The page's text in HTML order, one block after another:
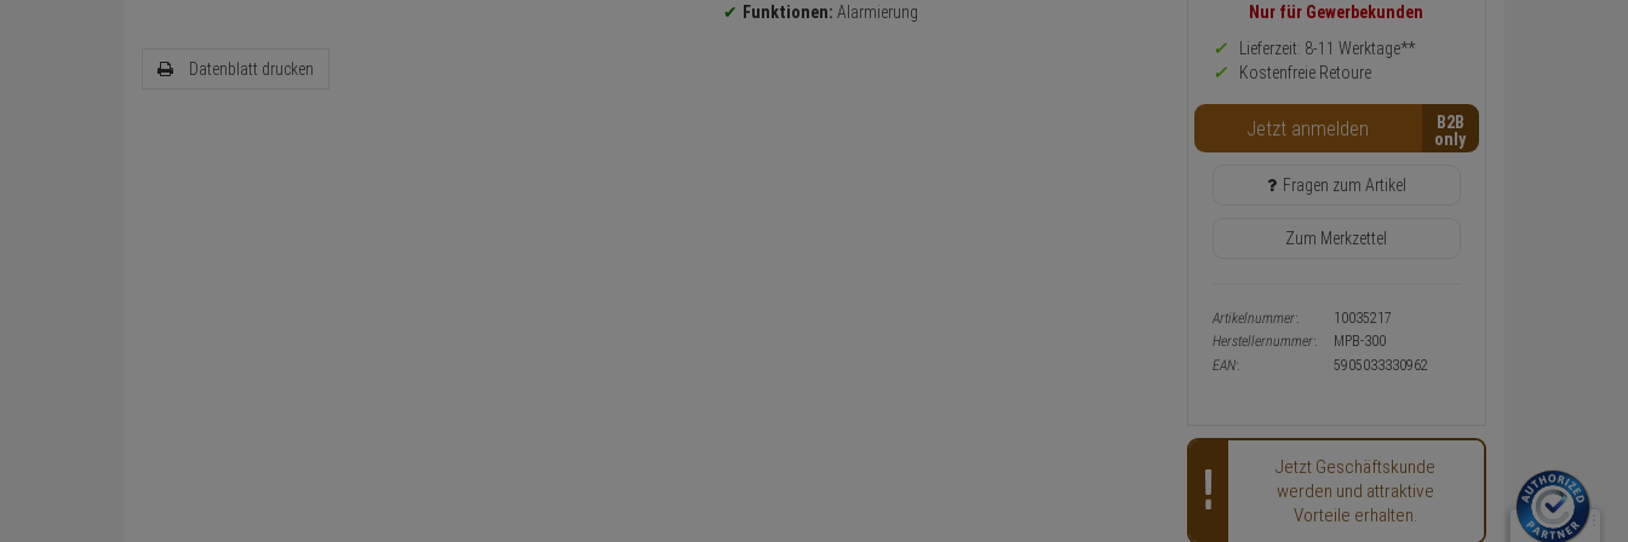
Datenblatt drucken
Funktionen: Alarmierung
Verfügbakeit
und
Warenkorb-
oder
Konfigurieren-
Button
Nur für Gewerbekunden
Lieferzeit: 8-11 Werktage**
Kostenfreie Retoure
Jetzt anmelden B2B
Fragen zum Artikel
Zum Merkzettel
Artikelnummer:
10035217
Herstellernummer:
MPB-300
EAN:
5905033330962
Jetzt Geschäftskunde
werden und attraktive
Vorteile erhalten.